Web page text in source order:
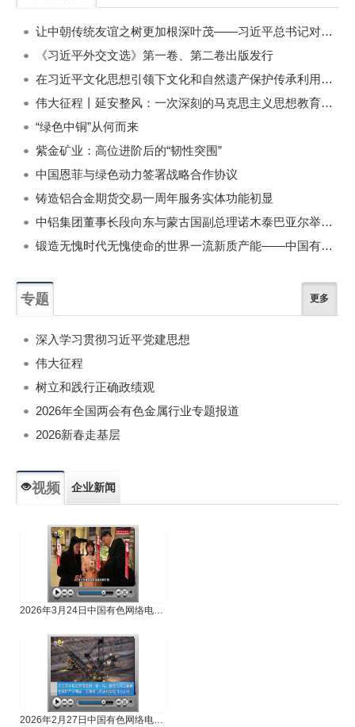
让中朝传统友谊之树更加根深叶茂——习近平总书记对朝鲜进行国事访问纪实
《习近平外交文选》第一卷、第二卷出版发行
在习近平文化思想引领下文化和自然遗产保护传承利用工作开创新局面
伟大征程丨延安整风：一次深刻的马克思主义思想教育运动
“绿色中铜”从何而来
紫金矿业：高位进阶后的“韧性突围”
中国恩菲与绿色动力签署战略合作协议
铸造铝合金期货交易一周年服务实体功能初显
中铝集团董事长段向东与蒙古国副总理诺木泰巴亚尔举行会谈
锻造无愧时代无愧使命的世界一流新质产能——中国有色金属工业的战略应对与破局之道（二）
专题 更多
深入学习贯彻习近平党建思想
伟大征程
树立和践行正确政绩观
2026年全国两会有色金属行业专题报道
2026新春走基层
视频 企业新闻
2026年3月24日中国有色网络电视新闻
2026年2月27日中国有色网络电视新闻